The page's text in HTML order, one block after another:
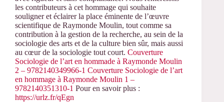
les contributeurs à cet hommage qui souhaite
souligner et éclairer la place éminente de l’œuvre
scientifique de Raymonde Moulin, tout comme sa
contribution à la gestion de la recherche, au sein de la
sociologie des arts et de la culture bien sûr, mais aussi
au cœur de la sociologie tout court. Couverture
Sociologie de l’art en hommade à Raymonde Moulin
2 – 9782140349966-1 Couverture Sociologie de l’art
en hommage à Raymonde Moulin 1 –
9782140351310-1 Pour en savoir plus :
https://urlz.fr/qEgn